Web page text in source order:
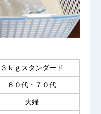
３ｋｇスタンダード
６０代・７０代
夫婦